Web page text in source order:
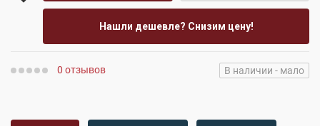
Нашли дешевле? Снизим цену!
0 отзывов В наличии - мало